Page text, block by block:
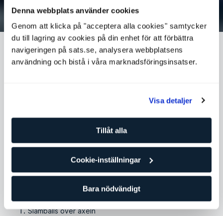
Denna webbplats använder cookies
Genom att klicka på "acceptera alla cookies" samtycker
du till lagring av cookies på din enhet för att förbättra
navigeringen på sats.se, analysera webbplatsens
användning och bistå i våra marknadsföringsinsatser.
Visa detaljer
Tillåt alla
Cookie-inställningar
Bara nödvändigt
TRÄNINGSPASS FÖR STUDENTER
ett enkelt och effektivt träningspass anpassat för
Träning och träningstips
Slamballs över axeln